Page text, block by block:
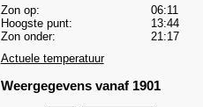
Zon op:
06:11
Hoogste punt:
13:44
Zon onder:
21:17
Actuele temperatuur
Weergegevens vanaf 1901